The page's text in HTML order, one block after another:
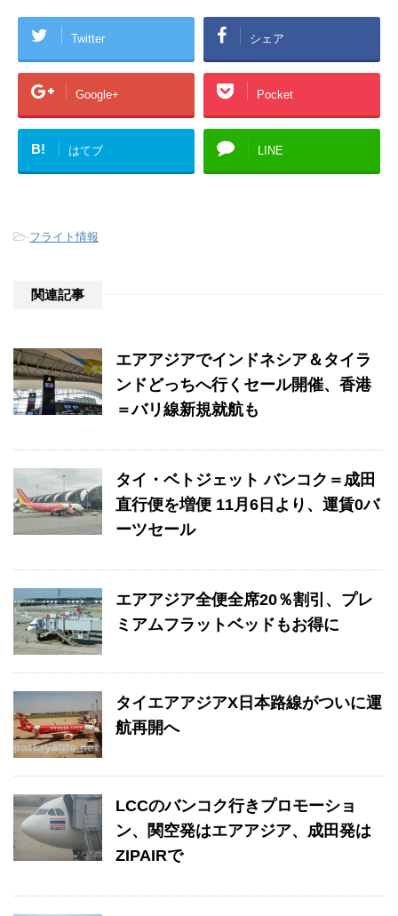
Twitter シェア
Google+ Pocket
B! はてブ LINE
-フライト情報
関連記事
エアアジアでインドネシア＆タイラ
ンドどっちへ行くセール開催、香港
＝バリ線新規就航も
タイ・ベトジェット バンコク＝成田
直行便を増便 11月6日より、運賃0バ
ーツセール
エアアジア全便全席20％割引、プレ
ミアムフラットベッドもお得に
タイエアアジアX日本路線がついに運
航再開へ
LCCのバンコク行きプロモーショ
ン、関空発はエアアジア、成田発は
ZIPAIRで